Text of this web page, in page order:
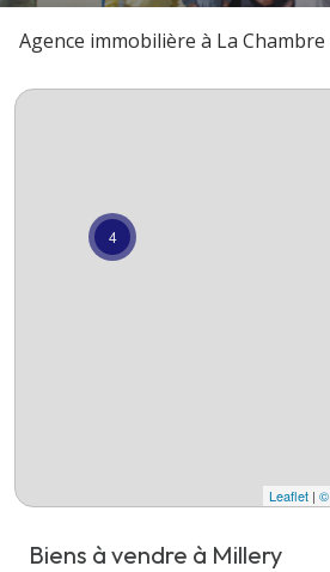
location
viager
Agence immobilière à La Chambre
4
Leaflet | ©
Biens à vendre à Millery